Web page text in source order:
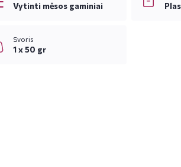
Vytinti mėsos gaminiai
Svoris
1 x 50 gr